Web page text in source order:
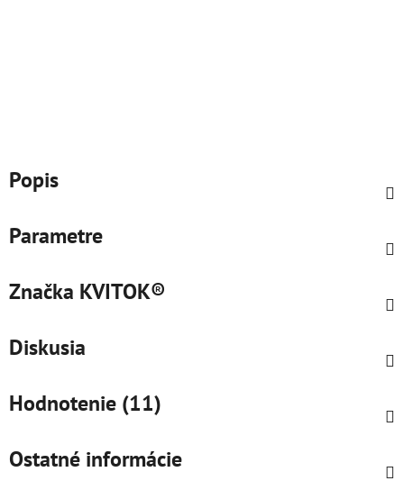
Popis
Parametre
Značka KVITOK®
Diskusia
Hodnotenie (11)
Ostatné informácie